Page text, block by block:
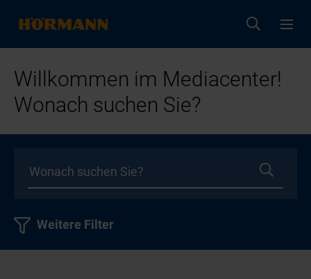
Willkommen im Mediacenter!
Wonach suchen Sie?
Weitere Filter